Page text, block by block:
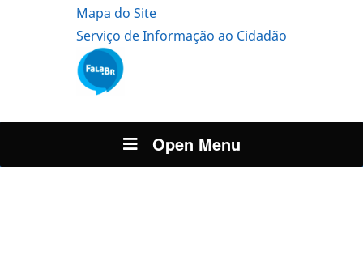
Mapa do Site
Serviço de Informação ao Cidadão
Open Menu